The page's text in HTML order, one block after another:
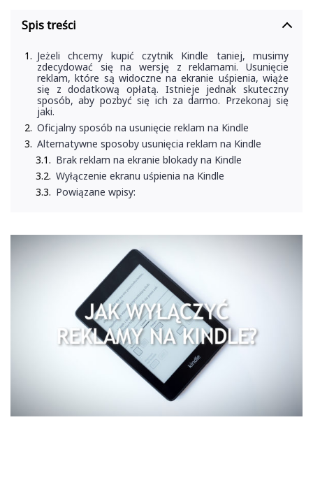
Spis treści
Jeżeli chcemy kupić czytnik Kindle taniej, musimy
zdecydować się na wersję z reklamami. Usunięcie
reklam, które są widoczne na ekranie uśpienia, wiąże
się z dodatkową opłatą. Istnieje jednak skuteczny
sposób, aby pozbyć się ich za darmo. Przekonaj się
jaki.
Oficjalny sposób na usunięcie reklam na Kindle
Alternatywne sposoby usunięcia reklam na Kindle
Brak reklam na ekranie blokady na Kindle
Wyłączenie ekranu uśpienia na Kindle
Powiązane wpisy: